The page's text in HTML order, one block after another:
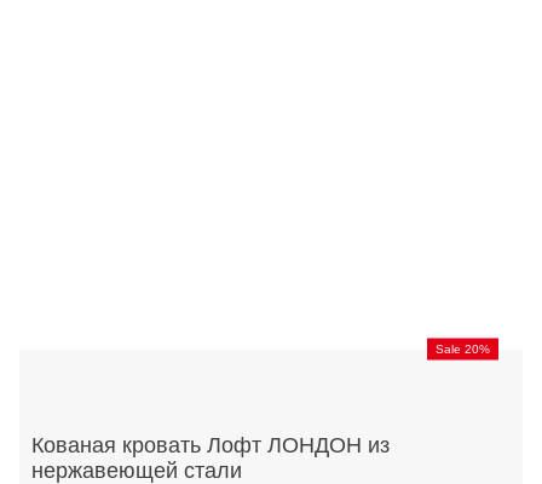
Sale 20%
Кованая кровать Лофт ЛОНДОН из
нержавеющей стали